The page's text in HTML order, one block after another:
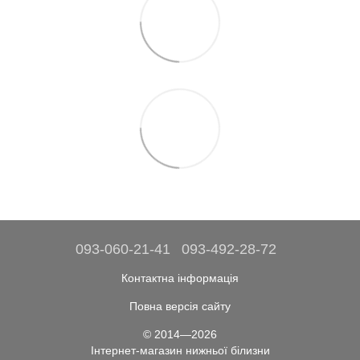
093-060-21-41 093-492-28-72
Контактна інформація
Повна версія сайту
© 2014—2026
Інтернет-магазин нижньої білизни